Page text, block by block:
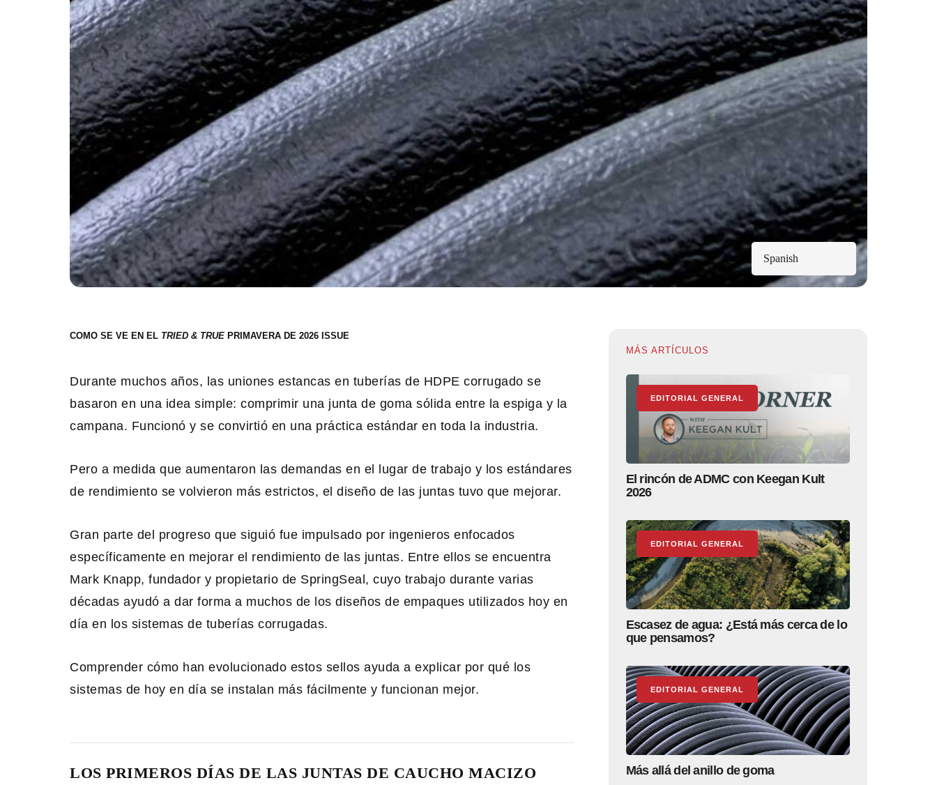
Spanish
COMO SE VE EN EL PRIMAVERA DE 2026
Durante muchos años, las uniones estancas en tuberías de HDPE corrugado se
basaron en una idea simple: comprimir una junta de goma sólida entre la espiga y la
campana. Funcionó y se convirtió en una práctica estándar en toda la industria.
Pero a medida que aumentaron las demandas en el lugar de trabajo y los estándares
de rendimiento se volvieron más estrictos, el diseño de las juntas tuvo que mejorar.
Gran parte del progreso que siguió fue impulsado por ingenieros enfocados
específicamente en mejorar el rendimiento de las juntas. Entre ellos se encuentra
Mark Knapp, fundador y propietario de SpringSeal, cuyo trabajo durante varias
décadas ayudó a dar forma a muchos de los diseños de empaques utilizados hoy en
día en los sistemas de tuberías corrugadas.
Comprender cómo han evolucionado estos sellos ayuda a explicar por qué los
sistemas de hoy en día se instalan más fácilmente y funcionan mejor.
LOS PRIMEROS DÍAS DE LAS JUNTAS DE CAUCHO MACIZO
MÁS ARTÍCULOS
EDITORIAL GENERAL
El rincón de ADMC con Keegan Kult
2026
EDITORIAL GENERAL
Escasez de agua: ¿Está más cerca de lo
que pensamos?
EDITORIAL GENERAL
Más allá del anillo de goma